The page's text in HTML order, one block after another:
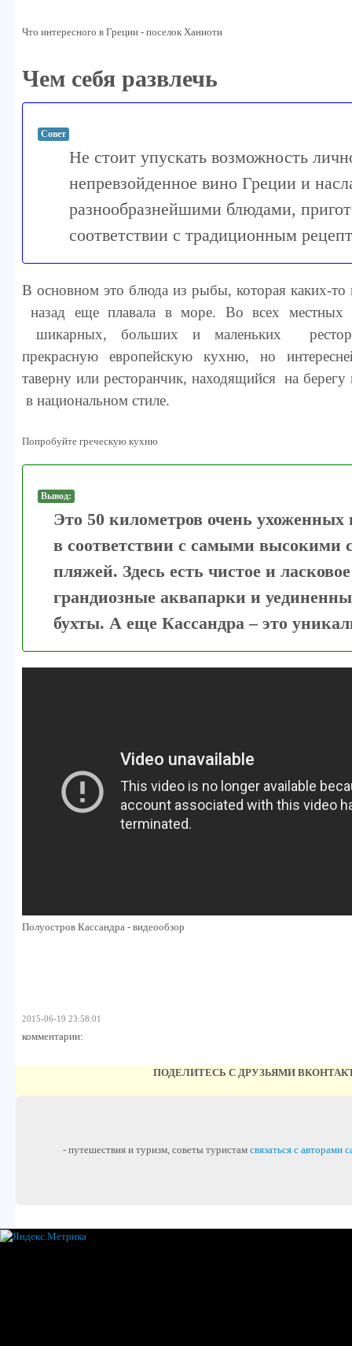
Что интересного в Греции - поселок Ханиоти
Чем себя развлечь
Совет
Не стоит упускать возможность
непревзойденное вино Греции и
разнообразнейшими блюдами,
соответствии с традиционным
В основном это блюда из рыбы, которая каких-то
назад еще плавала в море. Во всех местных
шикарных, больших и маленьких
прекрасную европейскую кухню, но
таверну или ресторанчик, находящийся на
в национальном стиле.
Попробуйте греческую кухню
Вывод:
Это 50 километров очень ухоженных
в соответствии с самыми высокими
пляжей. Здесь есть чистое и
грандиозные аквапарки и
бухты. А еще Кассандра – это
Полуостров Кассандра - видеообзор
2015-06-19 23:58:01
комментарии:
ПОДЕЛИТЕСЬ С ДРУЗЬЯМИ
- путешествия и туризм, советы туристам связаться с авторами